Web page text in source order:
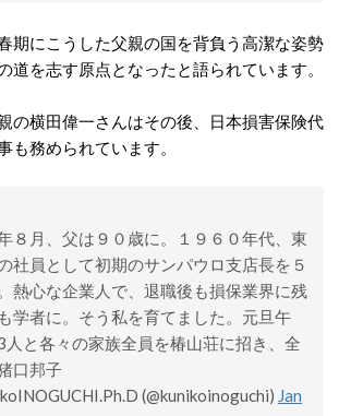
期にこうした父親の国を背負う高潔な姿勢
道を志す原点となったと語られています。
の横田偉一さんはその後、日本損害保険代
も務められています。
８月、父は９０歳に。１９６０年代、東
社員として初期のサンパウロ支店長を５
熱心な企業人で、退職後も損保業界に残
学者に。そう私を育てました。元旦午
と各々の家族全員を椿山荘に招き、全
口邦子
(@kunikoinoguchi) Jan